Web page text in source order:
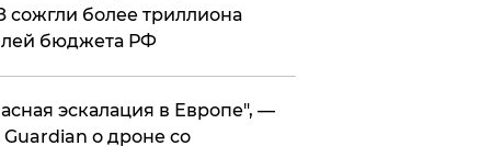
сожгли более триллиона
бюджета РФ
эскалация в Европе", —
Guardian о дроне со